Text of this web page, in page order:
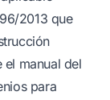
2013 que
el manual del
para